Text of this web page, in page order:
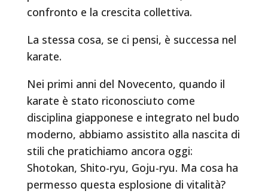
confronto e la crescita collettiva.
La stessa cosa, se ci pensi, è successa nel
karate.
Nei primi anni del Novecento, quando il
karate è stato riconosciuto come
disciplina giapponese e integrato nel budo
moderno, abbiamo assistito alla nascita di
stili che pratichiamo ancora oggi:
Shotokan, Shito-ryu, Goju-ryu. Ma cosa ha
permesso questa esplosione di vitalità?